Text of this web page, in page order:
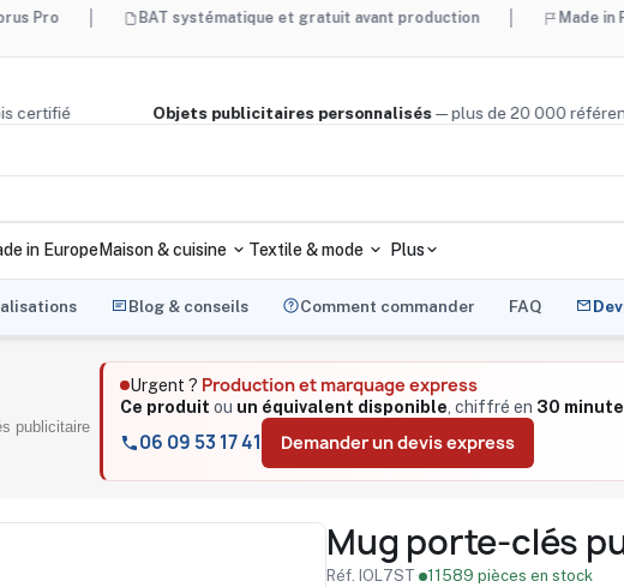
BAT systématique et gratuit avant production Made in France et
bois certifié Objets publicitaires personnalisés— plus de 20 000
in EuropeMaison & cuisine Textile & mode Plus
Blog & conseils Comment commander FAQ
publicitaire
Urgent ? Production et marquage express
Ce produit ou un équivalent disponible, chiffré en 30
06 09 53 17 41 Demander un devis express
Mug porte-clés
Réf. IOL7ST· 11589 pièces en stock